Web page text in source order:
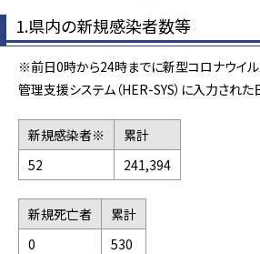
1.県内の新規感染者数等
※前日0時から24時までに新型コロナウイ
管理支援システム（HER-SYS）に入力され
新規感染者※
累計
52
241,394
新規死亡者
累計
0
530